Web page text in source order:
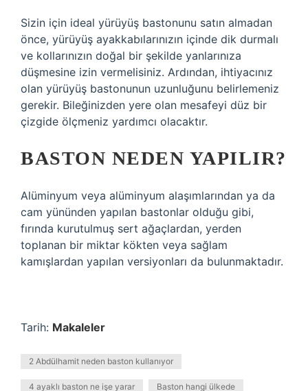
Sizin için ideal yürüyüş bastonunu satın almadan
önce, yürüyüş ayakkabılarınızın içinde dik durmalı
ve kollarınızın doğal bir şekilde yanlarınıza
düşmesine izin vermelisiniz. Ardından, ihtiyacınız
olan yürüyüş bastonunun uzunluğunu belirlemeniz
gerekir. Bileğinizden yere olan mesafeyi düz bir
çizgide ölçmeniz yardımcı olacaktır.
BASTON NEDEN YAPILIR?
Alüminyum veya alüminyum alaşımlarından ya da
cam yününden yapılan bastonlar olduğu gibi,
fırında kurutulmuş sert ağaçlardan, yerden
toplanan bir miktar kökten veya sağlam
kamışlardan yapılan versiyonları da bulunmaktadır.
Tarih: Makaleler
2 Abdülhamit neden baston kullanıyor
4 ayaklı baston ne işe yarar Baston hangi ülkede